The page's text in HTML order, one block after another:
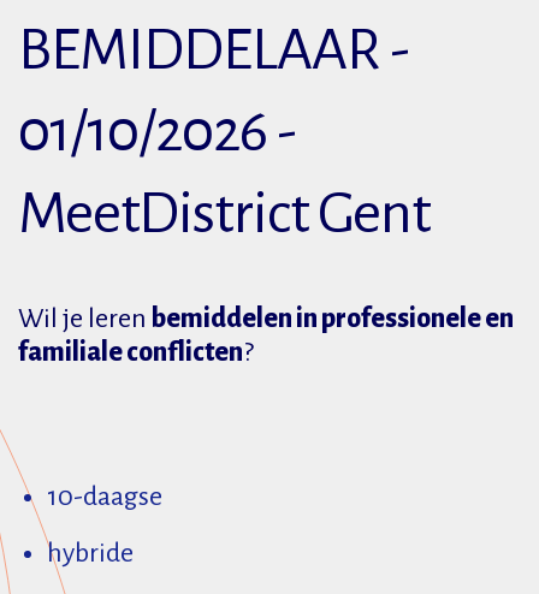
BEMIDDELAAR -
01/10/2026 -
MeetDistrict Gent
Wil je leren bemiddelen in professionele en
familiale conflicten?
10-daagse
hybride